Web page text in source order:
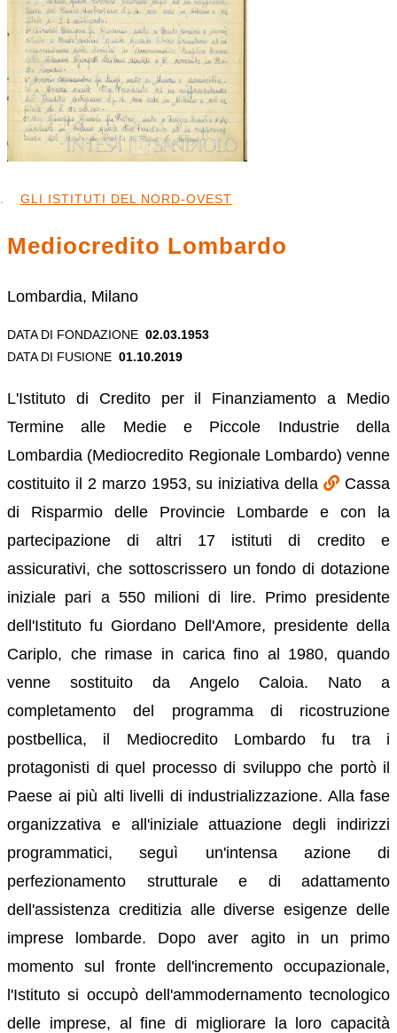
GLI ISTITUTI DEL NORD-OVEST
Mediocredito Lombardo
Lombardia, Milano
DATA DI FONDAZIONE 02.03.1953
DATA DI FUSIONE 01.10.2019
L'Istituto di Credito per il Finanziamento a Medio
Termine alle Medie e Piccole Industrie della
Lombardia (Mediocredito Regionale Lombardo) venne
costituito il 2 marzo 1953, su iniziativa della
Cassa
di Risparmio delle Provincie Lombarde e con la
partecipazione di altri 17 istituti di credito e
assicurativi, che sottoscrissero un fondo di dotazione
iniziale pari a 550 milioni di lire. Primo presidente
dell'Istituto fu Giordano Dell'Amore, presidente della
Cariplo, che rimase in carica fino al 1980, quando
venne sostituito da Angelo Caloia. Nato a
completamento del programma di ricostruzione
postbellica, il Mediocredito Lombardo fu tra i
protagonisti di quel processo di sviluppo che portò il
Paese ai più alti livelli di industrializzazione. Alla fase
organizzativa e all'iniziale attuazione degli indirizzi
programmatici, seguì un'intensa azione di
perfezionamento strutturale e di adattamento
dell'assistenza creditizia alle diverse esigenze delle
imprese lombarde. Dopo aver agito in un primo
momento sul fronte dell'incremento occupazionale,
l'Istituto si occupò dell'ammodernamento tecnologico
delle imprese, al fine di migliorare la loro capacità